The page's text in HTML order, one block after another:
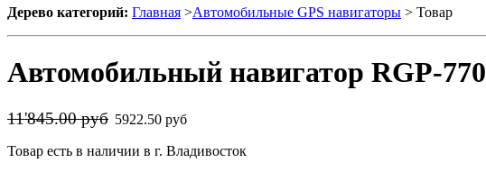
Дерево категорий: Главная >Автомобильные GPS навигаторы > Товар
Автомобильный навигатор RGP-770
11'845.00 руб 5922.50 руб
Товар есть в наличии в г. Владивосток